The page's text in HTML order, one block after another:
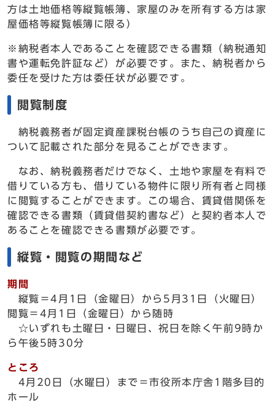
方は土地価格等縦覧帳簿、家屋のみを所有する方は家
屋価格等縦覧帳簿に限る）
※納税者本人であることを確認できる書類（納税通知
書や運転免許証など）が必要です。また、納税者から
委任を受けた方は委任状が必要です。
閲覧制度
納税義務者が固定資産課税台帳のうち自己の資産に
ついて記載された部分を見ることができます。
なお、納税義務者だけでなく、土地や家屋を有料で
借りている方も、借りている物件に限り所有者と同様
に閲覧することができます。この場合、賃貸借関係を
確認できる書類（賃貸借契約書など）と契約者本人で
あることを確認できる書類が必要です。
縦覧・閲覧の期間など
期間
縦覧＝4月1日（金曜日）から5月31日（火曜日）
閲覧＝4月1日（金曜日）から随時
☆いずれも土曜日・日曜日、祝日を除く午前9時か
ら午後5時30分
ところ
4月20日（水曜日）まで＝市役所本庁舎1階多目的
ホール